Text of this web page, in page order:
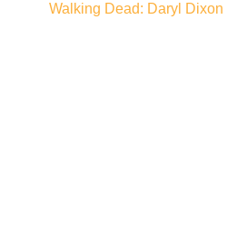
Walking Dead: Daryl Dixon